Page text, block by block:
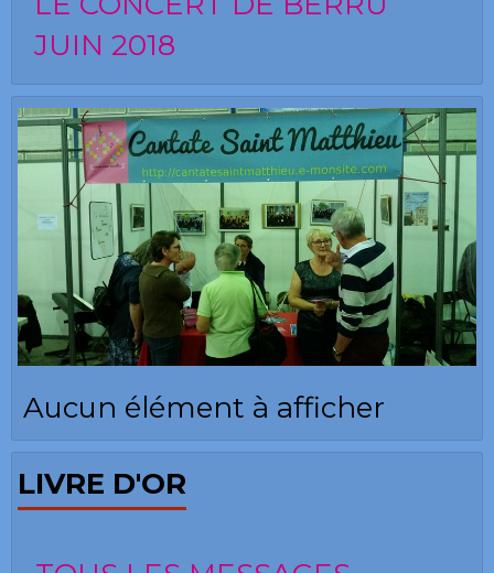
JUIN 2018
Aucun élément à afficher
LIVRE D'OR